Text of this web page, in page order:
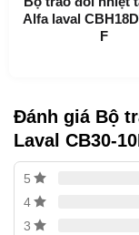
Làm nóng và
Lợi ích của
Kích thước nhỏ
Dễ lắp đặt
Tự làm sạch
Alfa laval
F
Đánh giá Bộ
Laval CB30-
5
4
3